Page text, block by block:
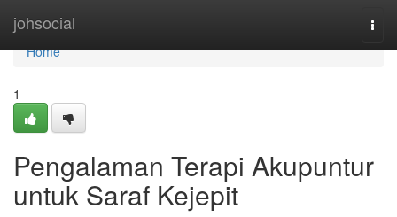
johsocial
Home
Home
1
Pengalaman Terapi Akupuntur
untuk Saraf Kejepit